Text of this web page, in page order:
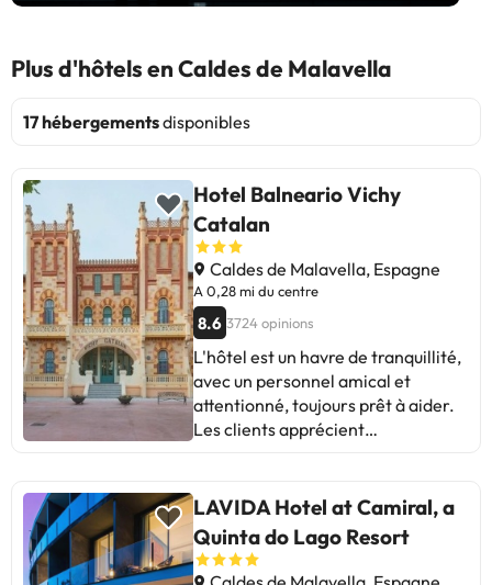
Plus d'hôtels en Caldes de Malavella
17 hébergementsdisponibles
Hotel Balneario Vichy
Catalan
Caldes de Malavella, Espagne
A 0,28 mi du centre
8.6 3724 opinions
L'hôtel est un havre de tranquillité,
avec un personnel amical et
attentionné, toujours prêt à aider.
Les clients apprécient
propreté des installations.
Cependant, certains clients ont
noté que les chambres peuvent
être un peu petites et que la piscine
LAVIDA Hotel at Camiral, a
Quinta do Lago Resort